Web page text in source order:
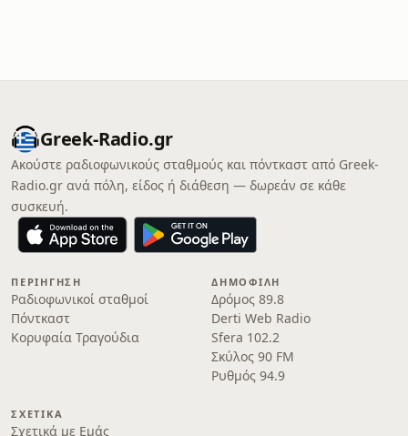
Greek-Radio.gr
Ακούστε ραδιοφωνικούς σταθμούς και πόντκαστ από Greek-
Radio.gr ανά πόλη, είδος ή διάθεση — δωρεάν σε κάθε
συσκευή.
ΠΕΡΙΉΓΗΣΗ
Ραδιοφωνικοί σταθμοί
Πόντκαστ
Κορυφαία Τραγούδια
ΔΗΜΟΦΙΛΉ
Δρόμος 89.8
Derti Web Radio
Sfera 102.2
Σκύλος 90 FM
Ρυθμός 94.9
ΣΧΕΤΙΚΆ
Σχετικά με Εμάς